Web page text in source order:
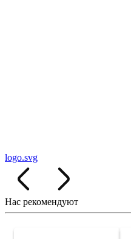
logo.svg
Нас рекомендуют